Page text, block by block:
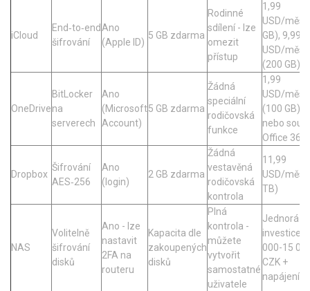
iCloud
End‑to‑end
šifrování
Ano
(Apple ID)
5 GB zdarma
Rodinné
sdílení - lze
omezit
přístup
1,99
USD/měs
GB), 9,99
USD/měs
(200 GB)
OneDrive
BitLocker
na
serverech
Ano
(Microsoft
Account)
5 GB zdarma
Žádná
speciální
rodičovská
funkce
1,99
USD/měs
(100 GB)
nebo
Office 365
Dropbox
Šifrování
AES‑256
Ano
(login)
2 GB zdarma
Žádná
vestavěná
rodičovská
kontrola
11,99
USD/měs
TB)
NAS
Volitelně
šifrování
disků
Ano - lze
nastavit
2FA na
routeru
Kapacita dle
zakoupených
disků
Plná
kontrola -
můžete
vytvořit
samostatné
uživatele
investice 5
000-15
CZK +
napájení